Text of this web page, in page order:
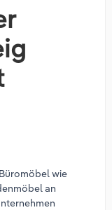
wie
an